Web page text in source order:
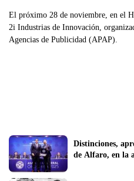
El próximo 28 de noviembre, en el
2i Industrias de Innovación,
Agencias de Publicidad (APAP).
Distinciones,
de Alfaro, en la